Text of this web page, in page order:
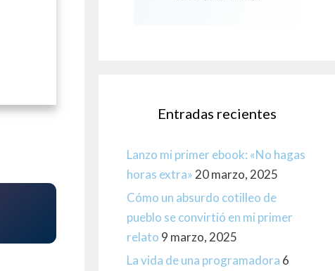
Entradas recientes
Lanzo mi primer ebook: «No hagas
horas extra» 20 marzo, 2025
Cómo un absurdo cotilleo de
pueblo se convirtió en mi primer
relato 9 marzo, 2025
La vida de una programadora 6